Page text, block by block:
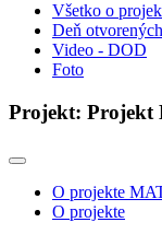
Všetko o
Deň
Video - DOD
Foto
Projekt: Projekt
O projekte
O projekte